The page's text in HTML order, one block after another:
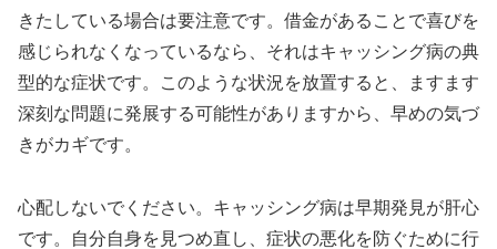
きたしている場合は要注意です。借金があることで喜びを
感じられなくなっているなら、それはキャッシング病の典
型的な症状です。このような状況を放置すると、ますます
深刻な問題に発展する可能性がありますから、早めの気づ
きがカギです。
心配しないでください。キャッシング病は早期発見が肝心
です。自分自身を見つめ直し、症状の悪化を防ぐために行